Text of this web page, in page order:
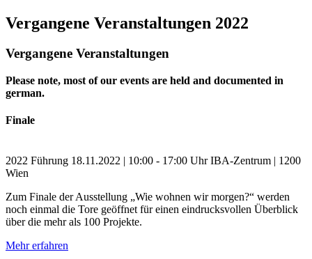
Vergangene Veranstaltungen 2022
Vergangene Veranstaltungen
Please note, most of our events are held and documented in
german.
Finale
2022 Führung 18.11.2022 | 10:00 - 17:00 Uhr IBA-Zentrum | 1200
Wien
Zum Finale der Ausstellung „Wie wohnen wir morgen?“ werden
noch einmal die Tore geöffnet für einen eindrucksvollen Überblick
über die mehr als 100 Projekte.
Mehr erfahren